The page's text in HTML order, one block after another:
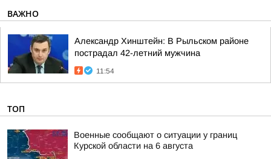
ВАЖНО
Александр Хинштейн: В Рыльском районе
пострадал 42-летний мужчина
11:54
ТОП
Военные сообщают о ситуации у границ
Курской области на 6 августа